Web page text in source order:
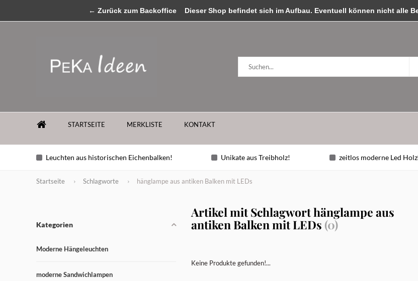
...sollten Sie Fragen zu unseren Produkten haben, wir sind für Sie da!
STARTSEITE MERKLISTE KONTAKT
Leuchten aus historischen Eichenbalken! Unikate aus Treibholz! zeitlos moderne Led
Startseite Schlagworte hänglampe aus antiken Balken mit LEDs
Kategorien
Moderne Hängeleuchten
moderne Sandwichlampen
Artikel mit Schlagwort hänglampe aus
antiken Balken mit LEDs (0)
Keine Produkte gefunden!...
← Zurück zum BackofficeDieser Shop befindet sich im Aufbau. Eventuell können nicht alle